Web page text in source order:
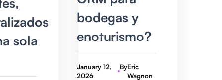
sola
bodegas y
enoturismo?
January 12,
2026
ByEric
Wagnon